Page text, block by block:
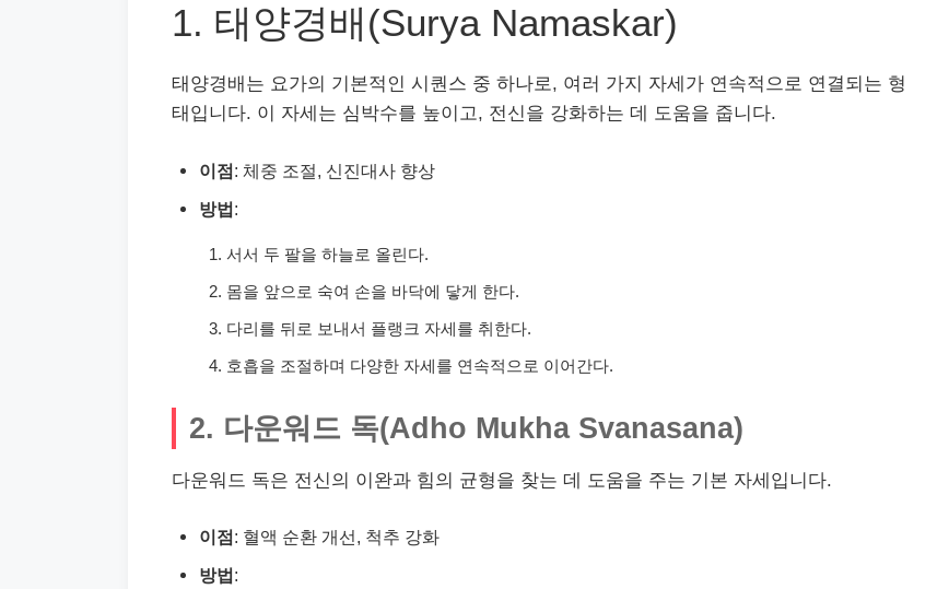
1. 태양경배(Surya Namaskar)
태양경배는 요가의 기본적인 시퀀스 중 하나로, 여러 가지 자세가 연속적으로 연결되는 형
태입니다. 이 자세는 심박수를 높이고, 전신을 강화하는 데 도움을 줍니다.
이점: 체중 조절, 신진대사 향상
방법:
서서 두 팔을 하늘로 올린다.
몸을 앞으로 숙여 손을 바닥에 닿게 한다.
다리를 뒤로 보내서 플랭크 자세를 취한다.
호흡을 조절하며 다양한 자세를 연속적으로 이어간다.
2. 다운워드 독(Adho Mukha Svanasana)
다운워드 독은 전신의 이완과 힘의 균형을 찾는 데 도움을 주는 기본 자세입니다.
이점: 혈액 순환 개선, 척추 강화
방법: